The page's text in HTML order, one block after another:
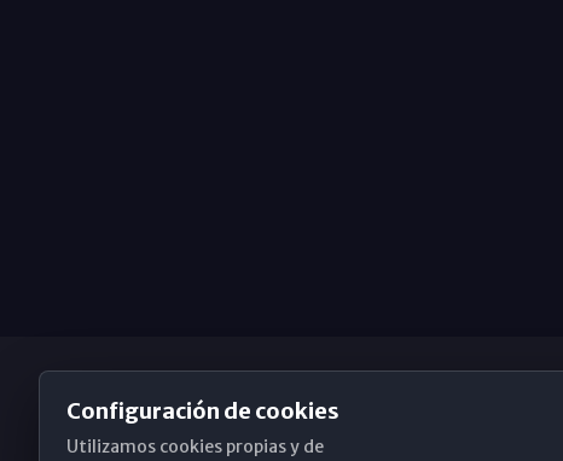
Configuración de cookies
Utilizamos cookies propias y de